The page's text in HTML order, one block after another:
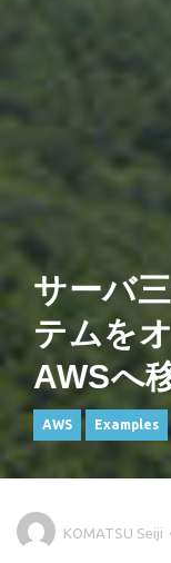
サーバ
テムを
AWSへ
AWS Examples
KOMATSU Seiji